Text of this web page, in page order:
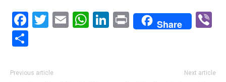
Facebook
Twitter
EmailWhatsApp
LinkedIn
PrintShare
Previous article Next article